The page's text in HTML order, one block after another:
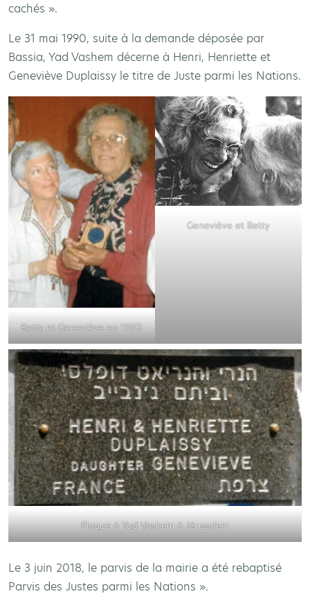
cachés ».
Le 31 mai 1990, suite à la demande déposée par
Bassia, Yad Vashem décerne à Henri, Henriette et
Geneviève Duplaissy le titre de Juste parmi les Nations.
Betty et Geneviève en 1990
Geneviève et Betty
Plaque à Yad Vashem à Jérusalem
Le 3 juin 2018, le parvis de la mairie a été rebaptisé
Parvis des Justes parmi les Nations ».